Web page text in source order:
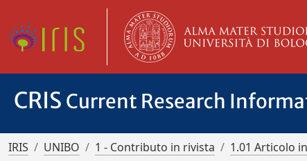
CRIS Current Research
IRIS UNIBO 1 - Contributo in rivista 1.01 Articolo